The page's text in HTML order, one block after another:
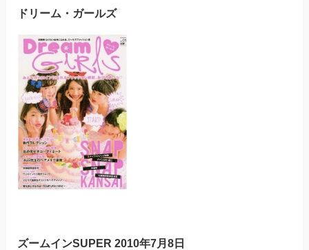
ドリーム・ガールズ
ズームインSUPER 2010年7月8日